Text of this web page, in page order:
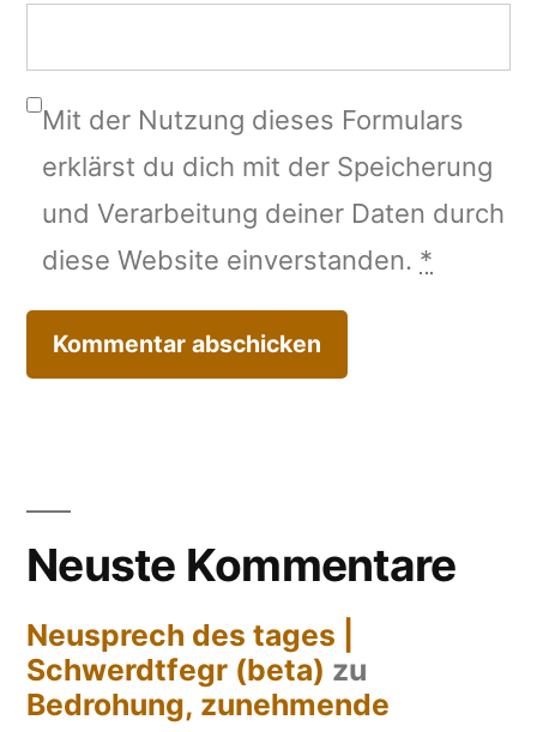
Mit der Nutzung dieses Formulars
erklärst du dich mit der Speicherung
und Verarbeitung deiner Daten durch
diese Website einverstanden. *
Neuste Kommentare
Neusprech des tages |
Schwerdtfegr (beta) zu
Bedrohung, zunehmende